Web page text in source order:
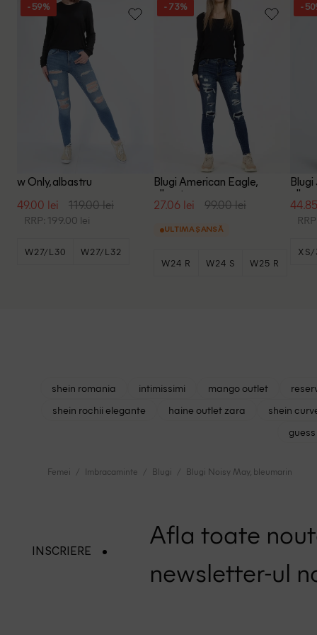
- 59%
w Only, albastru
49.00 lei 119.00 lei
RRP: 199.00 lei
W27/L30 W27/L32
- 73%
Blugi American Eagle,
albastru
27.06 lei 99.00 lei
ULTIMA ȘANSĂ
W24 R W24 S W25 R
-
Blugi
shein romania intimissimi mango outlet
shein rochii elegante
haine outlet zara
shein
Femei Imbracaminte Blugi Blugi Noisy May, bleumarin
INSCRIERE
Afla toate
newsletter-ul